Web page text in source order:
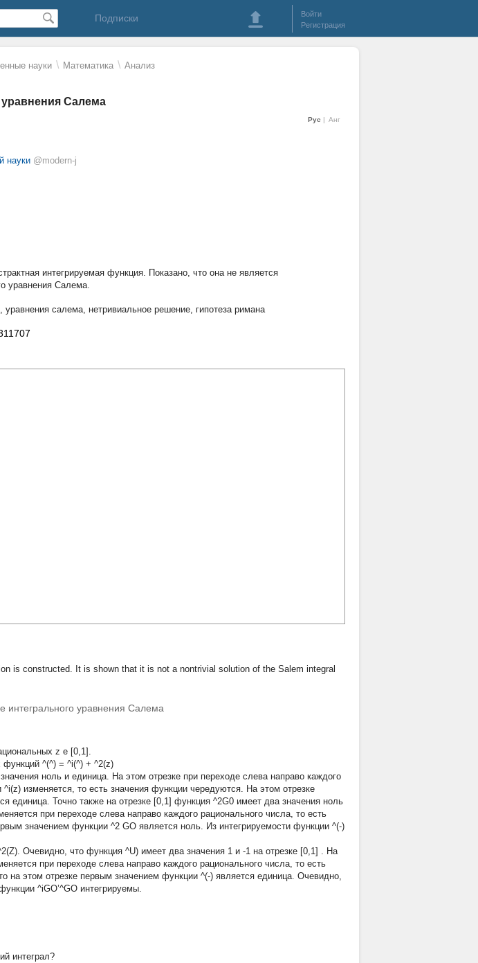
Подписки
Войти
Регистрация
науки \ Математика \ Анализ
уравнения Салема
Рус Анг
науки @modern-j
интегрируемая функция. Показано, что она не является
уравнения Салема.
, уравнения салема, нетривиальное решение, гипотеза римана
is constructed. It is shown that it is not a nontrivial solution of the Salem integral
интегрального уравнения Салема
z е [0,1].
^(^) = ^i(^) + ^2(z)
ноль и единица. На этом отрезке при переходе слева направо каждого
изменяется, то есть значения функции чередуются. На этом отрезке
единица. Точно также на отрезке [0,1] функция ^2G0 имеет два значения ноль
при переходе слева направо каждого рационального числа, то есть
значением функции ^2 GO является ноль. Из интегрируемости функции ^(-)
Очевидно, что функция ^U) имеет два значения 1 и -1 на отрезке [0,1] . На
при переходе слева направо каждого рационального числа, то есть
на этом отрезке первым значением функции ^(-) является единица. Очевидно,
^iGO’^GO интегрируемы.
интеграл?